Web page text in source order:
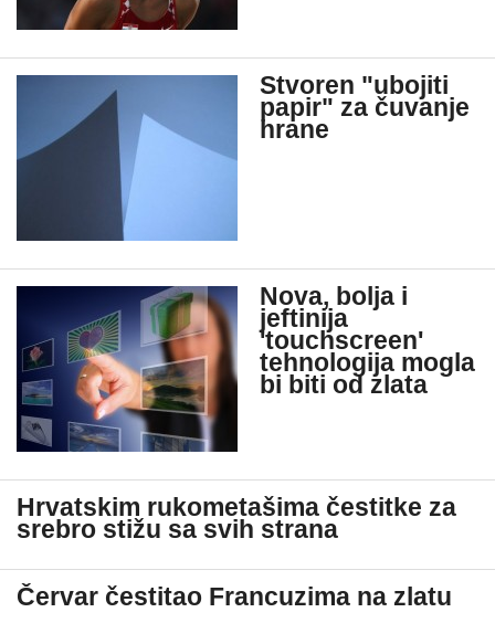
Stvoren "ubojiti
papir" za čuvanje
hrane
Nova, bolja i
jeftinija
'touchscreen'
tehnologija mogla
bi biti od zlata
Hrvatskim rukometašima čestitke za
srebro stižu sa svih strana
Červar čestitao Francuzima na zlatu